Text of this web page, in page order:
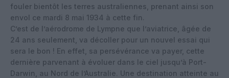
fouler bientôt les terres australiennes, prenant ainsi son
envol ce mardi 8 mai 1934 à cette fin.
C’est de l’aérodrome de Lympne que l’aviatrice, âgée de
24 ans seulement, va décoller pour un nouvel essai qui
sera le bon ! En effet, sa persévérance va payer, cette
dernière parvenant à évoluer dans le ciel jusqu’à Port-
Darwin, au Nord de l’Australie. Une destination atteinte au